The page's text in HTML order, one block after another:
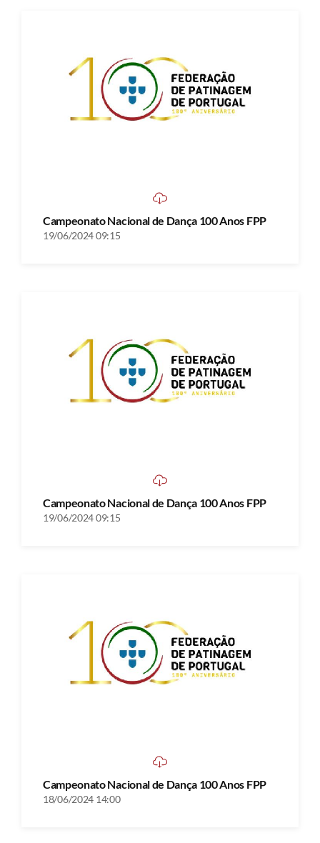
Campeonato Nacional de Dança 100 Anos FPP
19/06/2024 09:15
Campeonato Nacional de Dança 100 Anos FPP
19/06/2024 09:15
Campeonato Nacional de Dança 100 Anos FPP
18/06/2024 14:00